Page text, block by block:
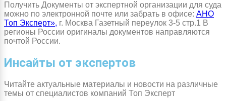
Получить Документы от экспертной организации для суда
можно по электронной почте или забрать в офисе: АНО
Топ Эксперт», г. Москва Газетный переулок 3-5 стр.1 В
регионы России оригиналы документов направляются
почтой России.
Инсайты от экспертов
Читайте актуальные материалы и новости на различные
темы от специалистов компаний Топ Эксперт